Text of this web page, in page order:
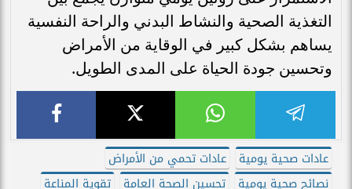
التغذية الصحية والنشاط البدني والراحة النفسية
يساهم بشكل كبير في الوقاية من الأمراض
وتحسين جودة الحياة على المدى الطويل.
عادات صحية يومية
عادات تحمي من الأمراض
نصائح صحية يومية
تحسين الصحة العامة تقوية المناعة